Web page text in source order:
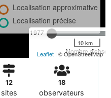
1977
Nombre
Localisation approximative
Localisation précise
10 km
Leaflet | © OpenStreetMap
12
sites
18
observateurs